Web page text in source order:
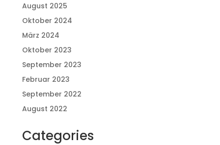
August 2025
Oktober 2024
März 2024
Oktober 2023
September 2023
Februar 2023
September 2022
August 2022
Categories